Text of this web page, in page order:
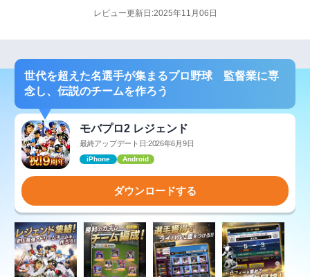
レビュー更新日:2025年11月06日
世代を超えた名選手が集まるプロ野球 監督業に専
念し、伝説のチームを作ろう
モバプロ2 レジェンド
最終アップデート日:2026年6月9日
iPhone Android
ダウンロードする